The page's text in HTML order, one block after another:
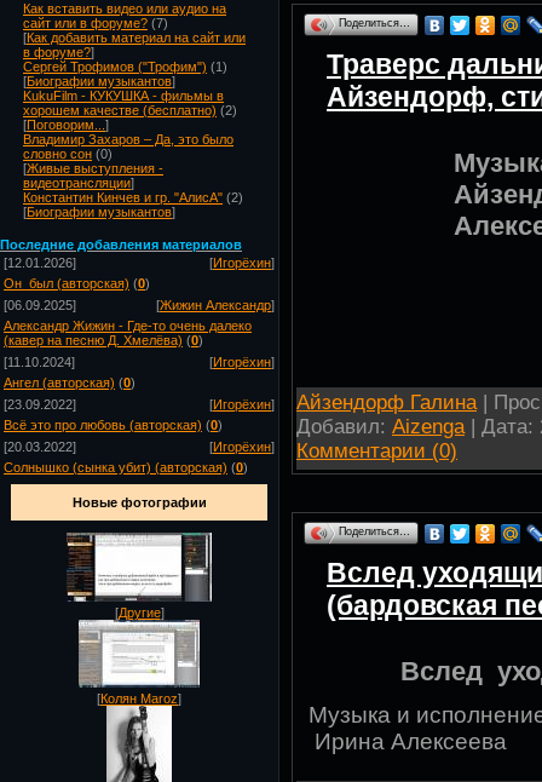
Как вставить видео или аудио на
сайт или в форуме? (7)
[Как добавить материал на сайт или
в форуме?]
Сергей Трофимов ("Трофим") (1)
[Биографии музыкантов]
KukuFilm - КУКУШКА - фильмы в
хорошем качестве (бесплатно) (2)
[Поговорим... ]
Владимир Захаров – Да, это было
словно сон (0)
[Живые выступления -
видеотрансляции]
Константин Кинчев и гр. "АлисА" (2)
[Биографии музыкантов]
Последние добавления материалов
[12.01.2026]
[Игорёхин]
Он_был (авторская) (0)
[06.09.2025]
[Жижин Александр]
Александр Жижин - Где-то очень далеко
(кавер на песню Д. Хмелёва) (0)
[11.10.2024]
[Игорёхин]
Ангел (авторская) (0)
[23.09.2022]
[Игорёхин]
Всё это про любовь (авторская) (0)
[20.03.2022]
[Игорёхин]
Солнышко (сынка убит) (авторская) (0)
Новые фотографии
[Другие]
[Колян Maroz]
Поделиться…
Траверс
Айзендорф,
Айзендорф Галина|
Добавил: Aizenga| Дата:
Комментарии (0)
Поделиться…
Вслед
(бардовская
Вслед
Музыка и
Ирина Алексеева